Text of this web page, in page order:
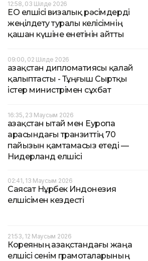
12:58, 03 Шілде 2026
ЕО елшісі визалық рәсімдерді
жеңілдету туралы келісімнің
қашан күшіне енетінін айтты
09:00, 02 Шілде 2026
Қазақстан дипломатиясы қалай
қалыптасты - Тұңғыш Сыртқы
істер министрімен сұхбат
16:35, 23 Маусым 2026
Қазақстан Қытай мен Еуропа
арасындағы транзиттің 70
пайызын қамтамасыз етеді —
Нидерланд елшісі
02:41, 13 Маусым 2026
Саясат Нұрбек Индонезия
елшісімен кездесті
21:53, 12 Маусым 2026
Кореяның Қазақстандағы жаңа
елшісі сенім грамоталарының